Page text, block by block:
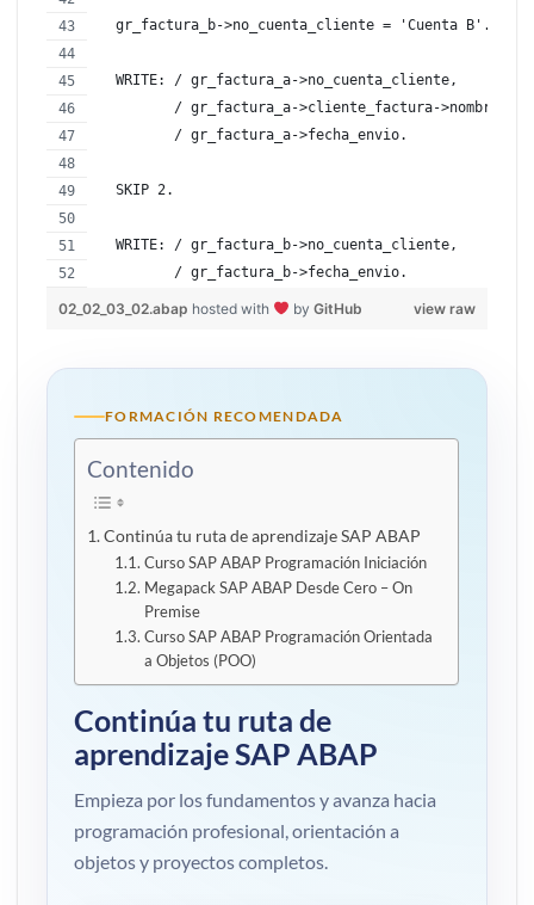
  gr_factura_b->no_cuenta_cliente = 'Cuenta B'.
  WRITE: / gr_factura_a->no_cuenta_cliente,
         / gr_factura_a->cliente_factura->nombre,
         / gr_factura_a->fecha_envio.
  SKIP 2.
  WRITE: / gr_factura_b->no_cuenta_cliente,
         / gr_factura_b->fecha_envio.
view raw
02_02_03_02.abap hosted with by GitHub
FORMACIÓN RECOMENDADA
Contenido
Continúa tu ruta de aprendizaje SAP ABAP
Curso SAP ABAP Programación Iniciación
Megapack SAP ABAP Desde Cero – On
Premise
Curso SAP ABAP Programación Orientada
a Objetos (POO)
Continúa tu ruta de
aprendizaje SAP ABAP
Empieza por los fundamentos y avanza hacia
programación profesional, orientación a
objetos y proyectos completos.